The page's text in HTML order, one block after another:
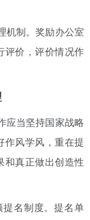
机制。奖励办公室
评价，评价情况作
应当坚持国家战略
作风学风，重在提
和真正做出创造性
名制度。提名单